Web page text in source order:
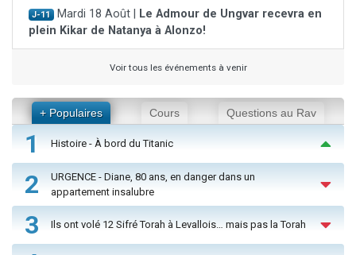
J-11 Mardi 18 Août |
Le Admour de Ungvar recevra en
plein Kikar de Natanya à Alonzo!
Voir tous les événements à venir
+ Populaires Cours Questions au Rav
1 Histoire - À bord du Titanic
2
URGENCE - Diane, 80 ans, en danger dans un
appartement insalubre
3 Ils ont volé 12 Sifré Torah à Levallois… mais pas la Torah